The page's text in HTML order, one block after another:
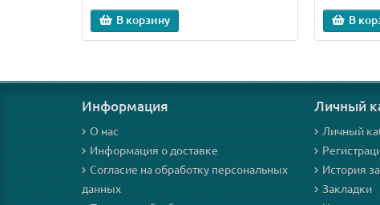
В корзину В
Информация
О нас
Информация о доставке
Согласие на обработку персональных
данных
Личный
Личный
История
Закладки